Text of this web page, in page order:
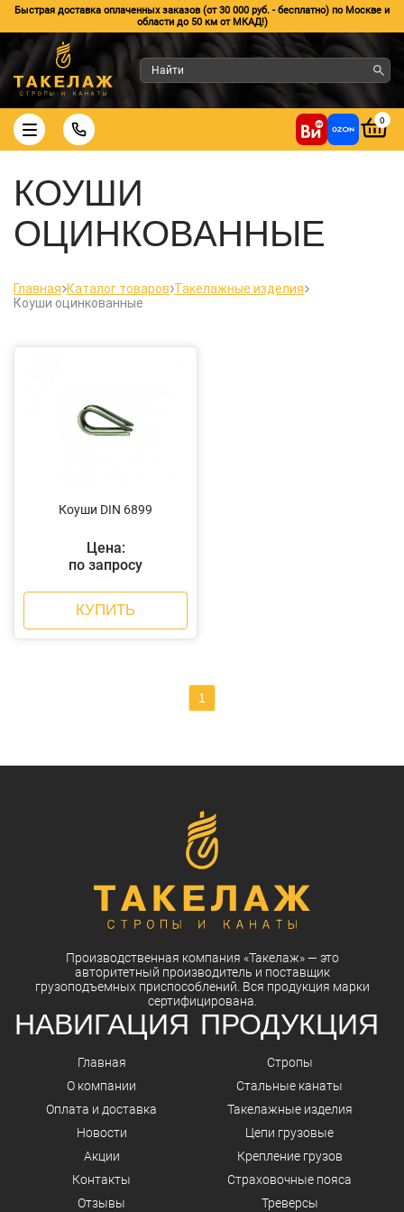
Быстрая доставка оплаченных заказов (от 30 000 руб. - бесплатно) по Москве и
области до 50 км от МКАД!)
0
КОУШИ
ОЦИНКОВАННЫЕ
Главная Каталог товаров Такелажные изделия
Коуши оцинкованные
Коуши DIN 6899
Цена:
по запросу
КУПИТЬ
1
Производственная компания «Такелаж»— это
авторитетный производитель и поставщик
грузоподъемных приспособлений. Вся продукция марки
сертифицирована.
НАВИГАЦИЯ
Главная
О компании
Оплата и доставка
Новости
Акции
Контакты
Отзывы
ПРОДУКЦИЯ
Стропы
Стальные канаты
Такелажные изделия
Цепи грузовые
Крепление грузов
Страховочные пояса
Треверсы